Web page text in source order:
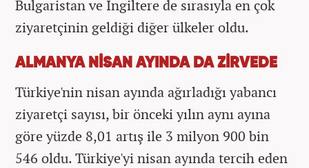
Bulgaristan ve İngiltere de sırasıyla en çok
ziyaretçinin geldiği diğer ülkeler oldu.
ALMANYA NİSAN AYINDA DA ZİRVEDE
Türkiye'nin nisan ayında ağırladığı yabancı
ziyaretçi sayısı, bir önceki yılın aynı ayına
göre yüzde 8,01 artış ile 3 milyon 900 bin
546 oldu. Türkiye'yi nisan ayında tercih eden